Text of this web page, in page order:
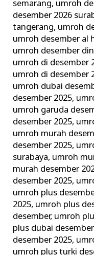
semarang, umroh
desember 2026
tangerang, umroh
umroh desember al
umroh desember
umroh di desember
umroh di desember
umroh dubai
desember 2025,
umroh garuda
desember 2025,
umroh murah
desember 2025,
surabaya, umroh
murah desember
desember 2025,
umroh plus
2025, umroh plus
desember, umroh
plus dubai
desember 2025,
umroh plus turki